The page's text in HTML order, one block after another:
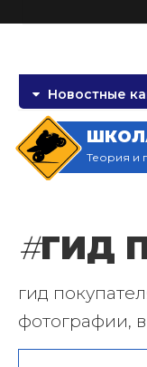
Новостные
Теория и
#ГИД
гид
фотографии,